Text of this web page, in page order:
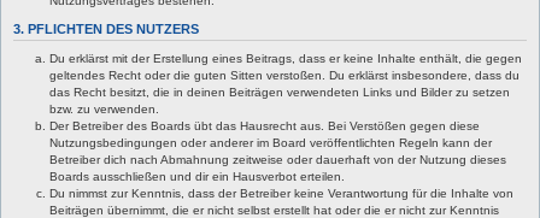
3. PFLICHTEN DES NUTZERS
Du erklärst mit der Erstellung eines Beitrags, dass er keine Inhalte enthält, die gegen
geltendes Recht oder die guten Sitten verstoßen. Du erklärst insbesondere, dass du
das Recht besitzt, die in deinen Beiträgen verwendeten Links und Bilder zu setzen
bzw. zu verwenden.
Der Betreiber des Boards übt das Hausrecht aus. Bei Verstößen gegen diese
Nutzungsbedingungen oder anderer im Board veröffentlichten Regeln kann der
Betreiber dich nach Abmahnung zeitweise oder dauerhaft von der Nutzung dieses
Boards ausschließen und dir ein Hausverbot erteilen.
Du nimmst zur Kenntnis, dass der Betreiber keine Verantwortung für die Inhalte von
Beiträgen übernimmt, die er nicht selbst erstellt hat oder die er nicht zur Kenntnis